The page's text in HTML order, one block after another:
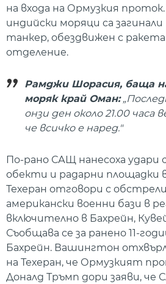
на входа на Ормузкия
индийски моряци са загинали
танкер, обездвижен с
отделение.
Рамджи Шорасия, баща
моряк край Оман:
онзи ден около 21.00 часа
че всичко е наред."
По-рано САЩ нанесоха удари
обекти и радарни площадки
Техеран отговори с
американски военни бази в
включително в Бахрейн,
Съобщава се за ранено 11-
Бахрейн. Вашингтон
на Техеран, че Ормузкият
Доналд Тръмп дори заяви, че